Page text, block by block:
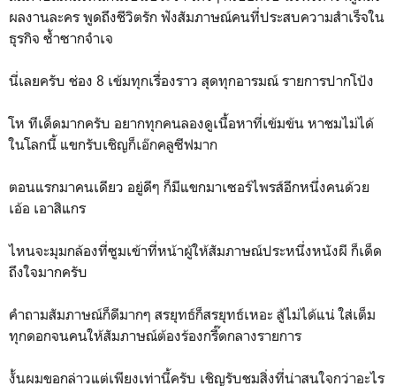
ผลงานละคร พูดถึงชีวิตรัก ฟังสัมภาษณ์คนที่ประสบความสำเร็จใน
ธุรกิจ ซ้ำซากจำเจ
นี่เลยครับ ช่อง 8 เข้มทุกเรื่องราว สุดทุกอารมณ์ รายการปากโป้ง
โห ทีเด็ดมากครับ อยากทุกคนลองดูเนื้อหาที่เข้มข้น หาชมไม่ได้
ในโลกนี้ แขกรับเชิญก็เอ๊กคลูซีฟมาก
ตอนแรกมาคนเดียว อยู่ดีๆ ก็มีแขกมาเซอร์ไพรส์อีกหนึ่งคนด้วย
เอ้อ เอาสิแกร
ไหนจะมุมกล้องที่ซูมเข้าที่หน้าผู้ให้สัมภาษณ์ประหนึ่งหนังผี ก็เด็ด
ถึงใจมากครับ
คำถามสัมภาษณ์ก็ดีมากๆ สรยุทธ์ก็สรยุทธ์เหอะ สู้ไม่ได้แน่ ใส่เต็ม
ทุกดอกจนคนให้สัมภาษณ์ต้องร้องกรี๊ดกลางรายการ
งั้นผมขอกล่าวแต่เพียงเท่านี้ครับ เชิญรับชมสิ่งที่น่าสนใจกว่าอะไร